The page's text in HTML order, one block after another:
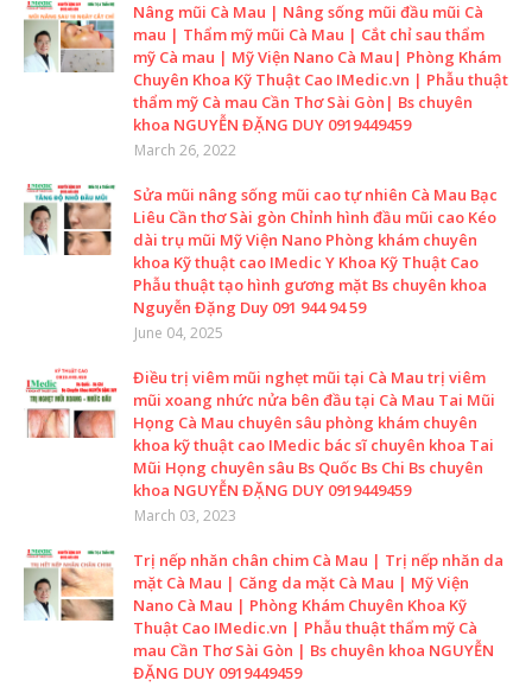
Nâng mũi Cà Mau | Nâng sống mũi đầu mũi Cà
mau | Thẩm mỹ mũi Cà Mau | Cắt chỉ sau thẩm
mỹ Cà mau | Mỹ Viện Nano Cà Mau| Phòng Khám
Chuyên Khoa Kỹ Thuật Cao IMedic.vn | Phẫu thuật
thẩm mỹ Cà mau Cần Thơ Sài Gòn| Bs chuyên
khoa NGUYỄN ĐẶNG DUY 0919449459
March 26, 2022
Sửa mũi nâng sống mũi cao tự nhiên Cà Mau Bạc
Liêu Cần thơ Sài gòn Chỉnh hình đầu mũi cao Kéo
dài trụ mũi Mỹ Viện Nano Phòng khám chuyên
khoa Kỹ thuật cao IMedic Y Khoa Kỹ Thuật Cao
Phẫu thuật tạo hình gương mặt Bs chuyên khoa
Nguyễn Đặng Duy 091 944 94 59
June 04, 2025
Điều trị viêm mũi nghẹt mũi tại Cà Mau trị viêm
mũi xoang nhức nửa bên đầu tại Cà Mau Tai Mũi
Họng Cà Mau chuyên sâu phòng khám chuyên
khoa kỹ thuật cao IMedic bác sĩ chuyên khoa Tai
Mũi Họng chuyên sâu Bs Quốc Bs Chi Bs chuyên
khoa NGUYỄN ĐẶNG DUY 0919449459
March 03, 2023
Trị nếp nhăn chân chim Cà Mau | Trị nếp nhăn da
mặt Cà Mau | Căng da mặt Cà Mau | Mỹ Viện
Nano Cà Mau | Phòng Khám Chuyên Khoa Kỹ
Thuật Cao IMedic.vn | Phẫu thuật thẩm mỹ Cà
mau Cần Thơ Sài Gòn | Bs chuyên khoa NGUYỄN
ĐẶNG DUY 0919449459